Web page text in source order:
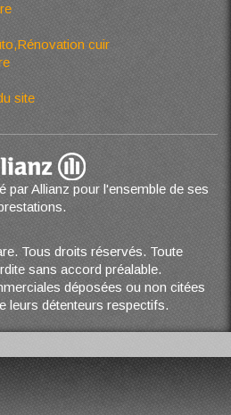
cuir
site
par Allianz pour l'ensemble de ses
Tous droits réservés. Toute
sans accord préalable.
déposées ou non citées
leurs détenteurs respectifs.